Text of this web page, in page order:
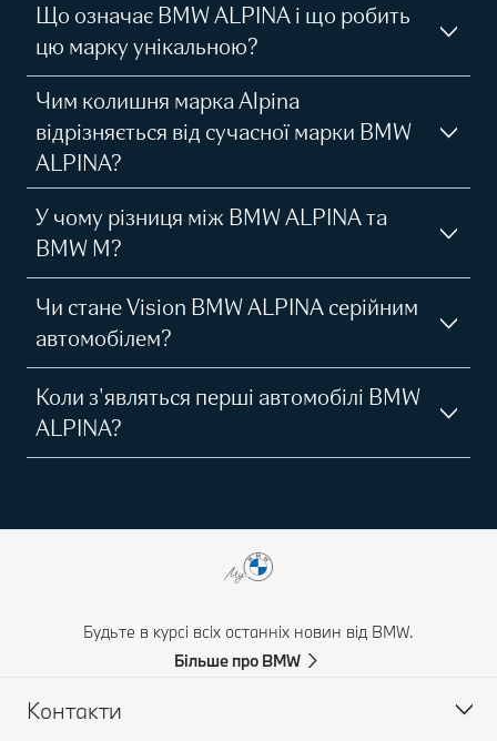
Що означає BMW ALPINA і що робить
цю марку унікальною?
Чим колишня марка Alpina
відрізняється від сучасної марки BMW
ALPINA?
У чому різниця між BMW ALPINA та
BMW M?
Чи стане Vision BMW ALPINA серійним
автомобілем?
Коли з'являться перші автомобілі BMW
ALPINA?
Будьте в курсі всіх останніх новин від BMW.
Більше про BMW
Контакти